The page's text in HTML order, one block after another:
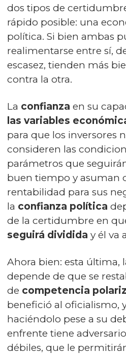
dos tipos de
rápido posible: una
política. Si bien ambas
realimentarse entre sí,
escasez, tienden más
contra la otra.
La confianza en su
las variables
para que los inversores
consideren las
parámetros que
buen tiempo y asuman
rentabilidad para sus
la confianza política
de la certidumbre en
seguirá dividida y él va
Ahora bien: esta última,
depende de que se
de competencia
benefició al oficialismo,
haciéndolo pese a su
enfrente tiene
débiles, que le